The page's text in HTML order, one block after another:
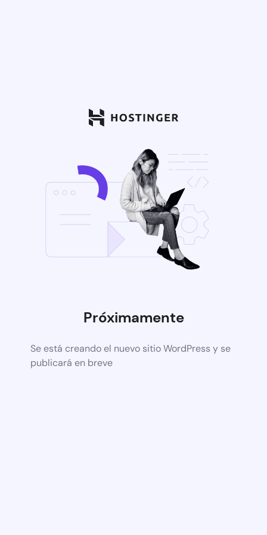
Próximamente
Se está creando el nuevo sitio WordPress y se
publicará en breve